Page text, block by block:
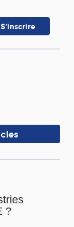
?